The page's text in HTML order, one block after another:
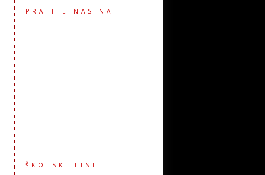
PRATITE NAS NA
ŠKOLSKI LIST